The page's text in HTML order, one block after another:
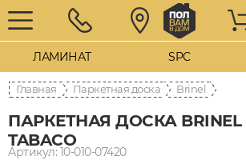
ЛАМИНАТ SPC
Главная Паркетная доска Brinel
ПАРКЕТНАЯ ДОСКА
TABACO
Артикул: 10-010-07420